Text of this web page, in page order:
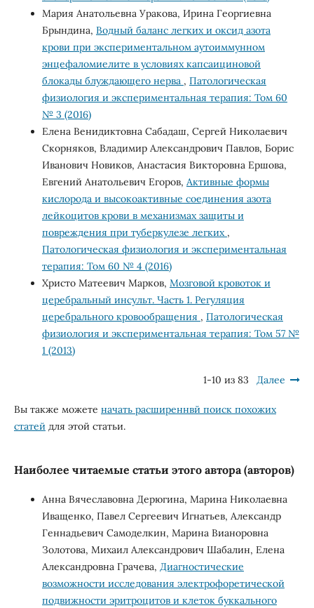
Мария Анатольевна Уракова, Ирина Георгиевна
Брындина, Водный баланс легких и оксид азота
крови при экспериментальном аутоиммунном
энцефаломиелите в условиях капсаициновой
блокады блуждающего нерва , Патологическая
физиология и экспериментальная терапия: Том 60
№ 3 (2016)
Елена Венидиктовна Сабадаш, Сергей Николаевич
Скорняков, Владимир Александрович Павлов, Борис
Иванович Новиков, Анастасия Викторовна Ершова,
Евгений Анатольевич Егоров, Активные формы
кислорода и высокоактивные соединения азота
лейкоцитов крови в механизмах защиты и
повреждения при туберкулезе легких ,
Патологическая физиология и экспериментальная
терапия: Том 60 № 4 (2016)
Христо Матеевич Марков, Мозговой кровоток и
церебральный инсульт. Часть 1. Регуляция
церебрального кровообращения , Патологическая
физиология и экспериментальная терапия: Том 57 №
1 (2013)
1-10 из 83 Далее
Вы также можете начать расширеннвй поиск похожих
статей для этой статьи.
Наиболее читаемые статьи этого автора (авторов)
Анна Вячеславовна Дерюгина, Марина Николаевна
Иващенко, Павел Сергеевич Игнатьев, Александр
Геннадьевич Самоделкин, Марина Вианоровна
Золотова, Михаил Александрович Шабалин, Елена
Александровна Грачева, Диагностические
возможности исследования электрофоретической
подвижности эритроцитов и клеток буккального